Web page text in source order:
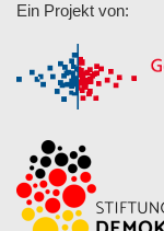
Ein Projekt von: